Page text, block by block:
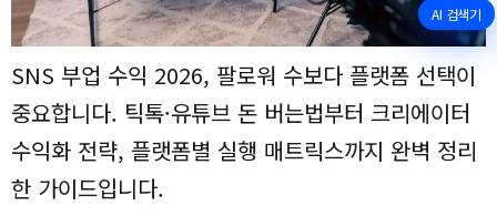
SNS 부업 수익 2026, 팔로워 수보다 플랫폼 선택이
중요합니다. 틱톡·유튜브 돈 버는법부터 크리에이터
수익화 전략, 플랫폼별 실행 매트릭스까지 완벽 정리
한 가이드입니다.
AI 검색기